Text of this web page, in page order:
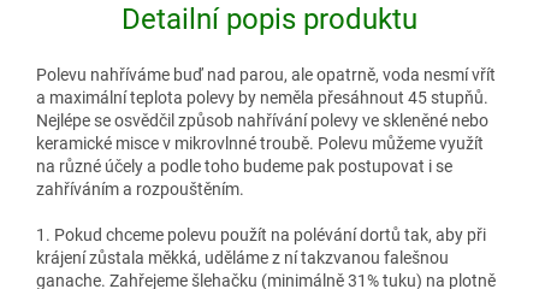
Detailní popis produktu
Polevu nahříváme buď nad parou, ale opatrně, voda nesmí vřít
a maximální teplota polevy by neměla přesáhnout 45 stupňů.
Nejlépe se osvědčil způsob nahřívání polevy ve skleněné nebo
keramické misce v mikrovlnné troubě. Polevu můžeme využít
na různé účely a podle toho budeme pak postupovat i se
zahříváním a rozpouštěním.
1. Pokud chceme polevu použít na polévání dortů tak, aby při
krájení zůstala měkká, uděláme z ní takzvanou falešnou
ganache. Zahřejeme šlehačku (minimálně 31% tuku) na plotně